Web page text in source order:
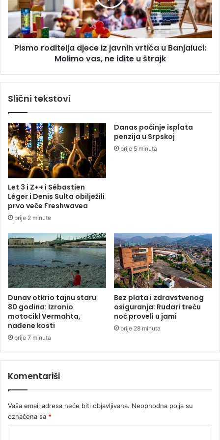
e
a
ž
o
m
i
l
o
v
a
n
j
e
b
i
v
š
e
m
i
n
i
s
t
a
k
V
n
e
B
o
i
d
c
e
i
z
j
v
i
h
v
r
t
i
ć
a
u
B
a
n
j
c
M
o
l
Pismo roditelja djece iz javnih vrtića u Banjaluci:
Molimo vas, ne idite u štrajk
Slični tekstovi
Let 3 i Z++ i Sébastien
Léger i Denis Sulta obilježili
prvo veče Freshwavea
prije 2 minute
Danas počinje isplata
penzija u Srpskoj
prije 5 minuta
Dunav otkrio tajnu staru
80 godina: Izronio
motocikl Vermahta,
nađene kosti
prije 7 minuta
Bez plata i zdravstvenog
osiguranja: Rudari treću
noć proveli u jami
prije 28 minuta
Komentariši
Vaša email adresa neće biti objavljivana. Neophodna polja su
označena sa *